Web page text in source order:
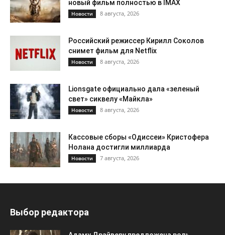
новый фильм полностью в IMAX
Новости 8 августа, 2026
Российский режиссер Кирилл Соколов
снимет фильм для Netflix
Новости 8 августа, 2026
Lionsgate официально дала «зеленый
свет» сиквелу «Майкла»
Новости 8 августа, 2026
Кассовые сборы «Одиссеи» Кристофера
Нолана достигли миллиарда
Новости 7 августа, 2026
Выбор редактора